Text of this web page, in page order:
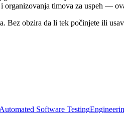
timova za uspeh —
Bez obzira da li tek počinjete ili
Automated Software Testing